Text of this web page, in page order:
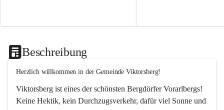
Beschreibung
Herzlich willkommen in der Gemeinde Viktorsberg!
Viktorsberg ist eines der schönsten Bergdörfer Vorarlbergs!
Keine Hektik, kein Durchzugsverkehr, dafür viel Sonne und